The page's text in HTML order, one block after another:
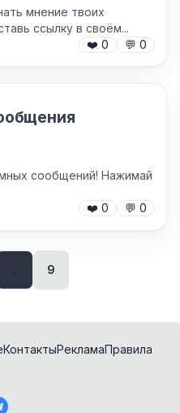
антиспам
мнение твоих
ссылку в своём...
❤️ 0 💬 0
сообщений! Нажимай
❤️ 0 💬 0
9
КонтактыРекламаПравила